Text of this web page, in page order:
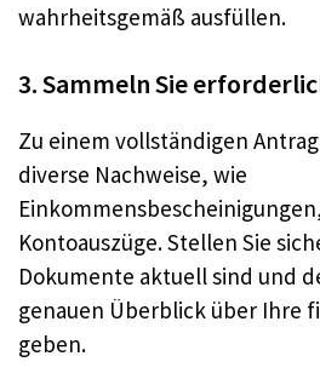
wahrheitsgemäß ausfüllen.
3. Sammeln Sie
Zu einem vollständigen
diverse Nachweise, wie
Kontoauszüge. Stellen Sie
Dokumente aktuell sind und
genauen Überblick über Ihre
geben.